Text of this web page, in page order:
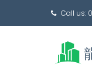
Call us: